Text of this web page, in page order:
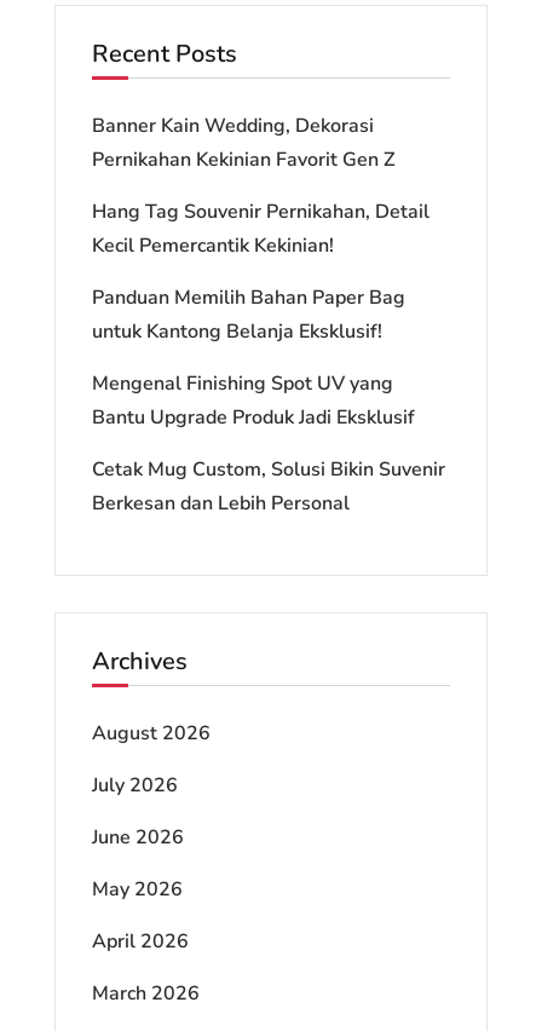
Recent Posts
Banner Kain Wedding, Dekorasi
Pernikahan Kekinian Favorit Gen Z
Hang Tag Souvenir Pernikahan, Detail
Kecil Pemercantik Kekinian!
Panduan Memilih Bahan Paper Bag
untuk Kantong Belanja Eksklusif!
Mengenal Finishing Spot UV yang
Bantu Upgrade Produk Jadi Eksklusif
Cetak Mug Custom, Solusi Bikin Suvenir
Berkesan dan Lebih Personal
Archives
August 2026
July 2026
June 2026
May 2026
April 2026
March 2026